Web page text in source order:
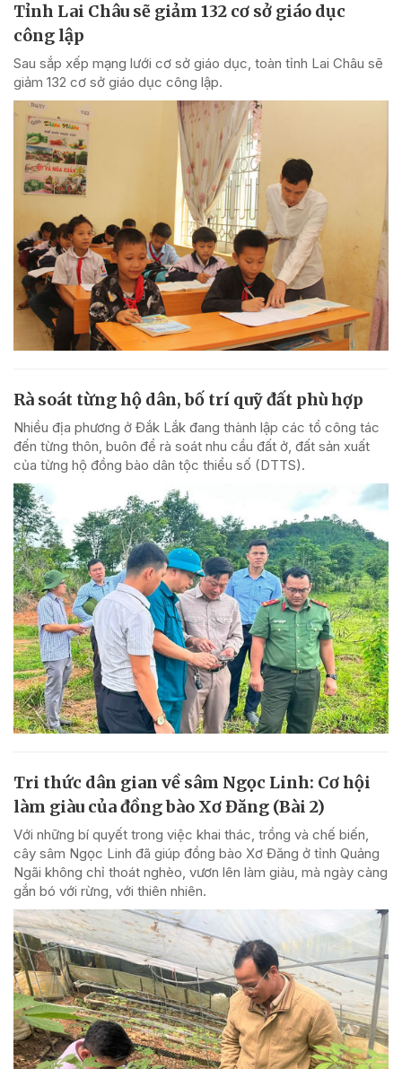
Tỉnh Lai Châu sẽ giảm 132 cơ sở giáo dục
công lập
Sau sắp xếp mạng lưới cơ sở giáo dục, toàn tỉnh Lai Châu sẽ
giảm 132 cơ sở giáo dục công lập.
Rà soát từng hộ dân, bố trí quỹ đất phù hợp
Nhiều địa phương ở Đắk Lắk đang thành lập các tổ công tác
đến từng thôn, buôn để rà soát nhu cầu đất ở, đất sản xuất
của từng hộ đồng bào dân tộc thiểu số (DTTS).
Tri thức dân gian về sâm Ngọc Linh: Cơ hội
làm giàu của đồng bào Xơ Đăng (Bài 2)
Với những bí quyết trong việc khai thác, trồng và chế biến,
cây sâm Ngọc Linh đã giúp đồng bào Xơ Đăng ở tỉnh Quảng
Ngãi không chỉ thoát nghèo, vươn lên làm giàu, mà ngày càng
gắn bó với rừng, với thiên nhiên.